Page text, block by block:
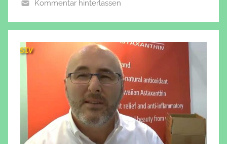
Kommentar hinterlassen